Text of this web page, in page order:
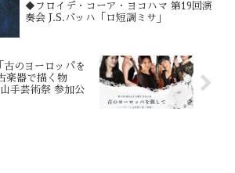
◆フロイデ・コーア・ヨコハマ 第19回演
奏会 J.S.バッハ「ロ短調ミサ」
のヨーロッパを
楽器で描く物
手芸術祭 参加公